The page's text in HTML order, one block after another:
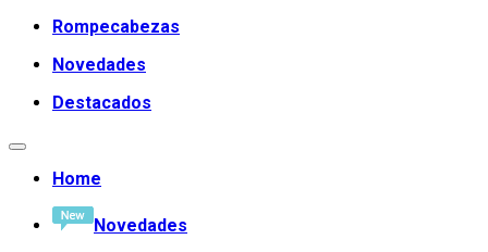
Rompecabezas
Novedades
Destacados
Home
Novedades